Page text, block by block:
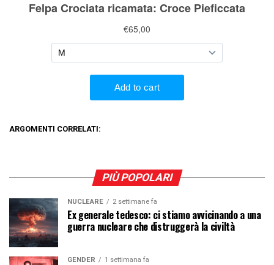
ARGOMENTI CORRELATI:
PIÙ POPOLARI
NUCLEARE 2 settimane fa
Ex generale tedesco: ci stiamo avvicinando a una
guerra nucleare che distruggerà la civiltà
GENDER 1 settimana fa